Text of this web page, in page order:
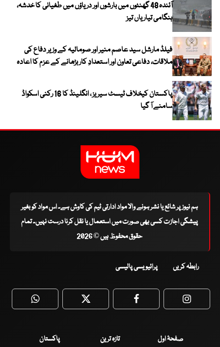
آئندہ 48 گھنٹوں میں بارشوں اور دریاؤں میں طغیانی کا خدشہ،
ہنگامی تیاریاں تیز
فیلڈ مارشل سید عاصم منیر اور صومالیہ کے وزیر دفاع کی
ملاقات، دفاعی تعاون اور استعدادِ کار بڑھانے کے عزم کا اعادہ
پاکستان کیخلاف ٹیسٹ سیریز ، انگلینڈ کا 16 رکنی اسکواڈ
سامنے آ گیا
ہم نیوز پر شائع یا نشر ہونے والا مواد ادارتی ٹیم کی کاوش ہے۔ اس مواد کو بغیر
پیشگی اجازت کسی بھی صورت میں استعمال یا نقل کرنا درست نہیں۔ تمام
حقوق محفوظ ہیں © 2026
رابطہ کریں پرائیویسی پالیسی
WhatsApp Twitter Facebook
صفحۂ اول تازہ ترین
پاکستان